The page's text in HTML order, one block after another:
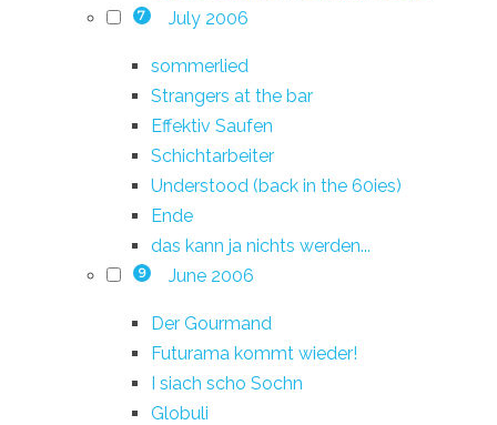
7 July 2006
sommerlied
Strangers at the bar
Effektiv Saufen
Schichtarbeiter
Understood (back in the 60ies)
Ende
das kann ja nichts werden...
9 June 2006
Der Gourmand
Futurama kommt wieder!
I siach scho Sochn
Globuli